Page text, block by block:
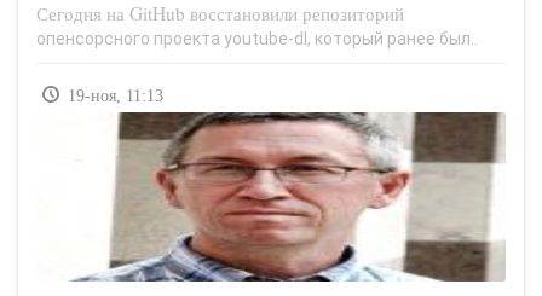
Сегодня на GitHub восстановили репозиторий
опенсорсного проекта youtube-dl, который ранее был..
19-ноя, 11:13